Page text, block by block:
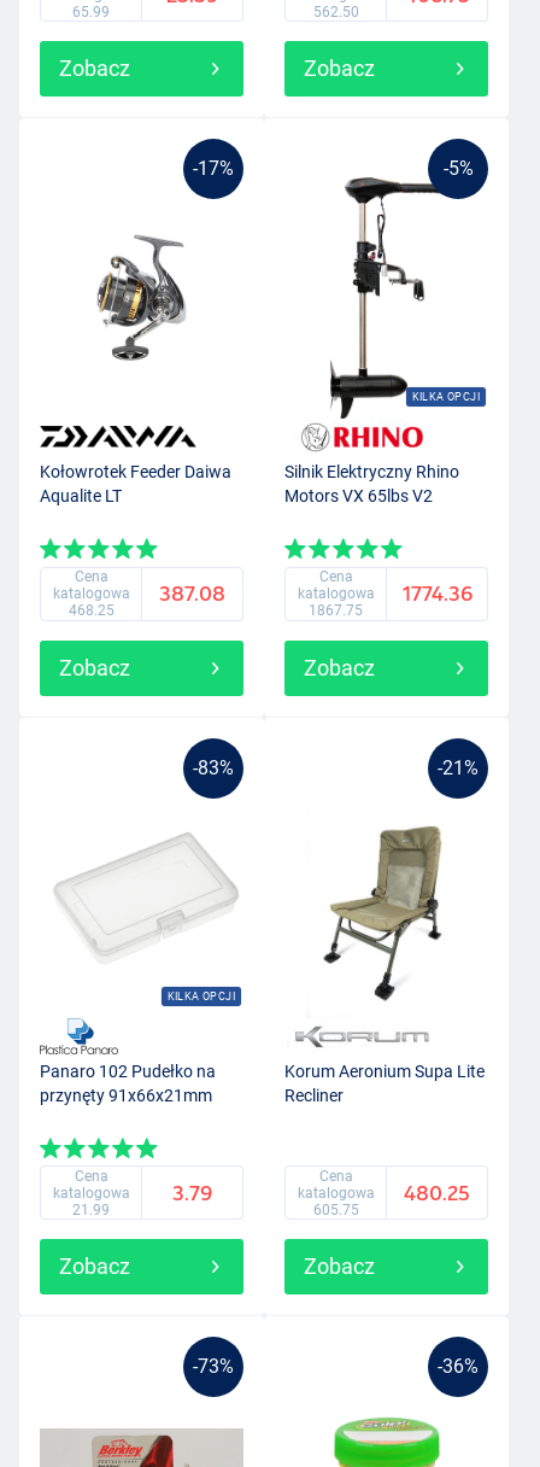
65.99
Zobacz
562.50
Zobacz
-17%
Kołowrotek Feeder Daiwa
Aqualite LT
Cena
katalogowa
468.25
387.08
Zobacz
-5%
KILKA OPCJI
Silnik Elektryczny Rhino
Motors VX 65lbs V2
Cena
katalogowa
1867.75
1774.36
Zobacz
-83%
KILKA OPCJI
Panaro 102 Pudełko na
przynęty 91x66x21mm
Cena
katalogowa
21.99
3.79
Zobacz
-21%
Korum Aeronium Supa Lite
Recliner
Cena
katalogowa
605.75
480.25
Zobacz
-73% -36%